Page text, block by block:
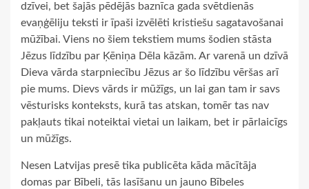
dzīvei, bet šajās pēdējās baznīca gada svētdienās
evaņģēliju teksti ir īpaši izvēlēti kristiešu sagatavošanai
mūžībai. Viens no šiem tekstiem mums šodien stāsta
Jēzus līdzību par Ķēniņa Dēla kāzām. Ar varenā un dzīvā
Dieva vārda starpniecību Jēzus ar šo līdzību vēršas arī
pie mums. Dievs vārds ir mūžīgs, un lai gan tam ir savs
vēsturisks konteksts, kurā tas atskan, tomēr tas nav
pakļauts tikai noteiktai vietai un laikam, bet ir pārlaicīgs
un mūžīgs.
Nesen Latvijas presē tika publicēta kāda mācītāja
domas par Bībeli, tās lasīšanu un jauno Bībeles